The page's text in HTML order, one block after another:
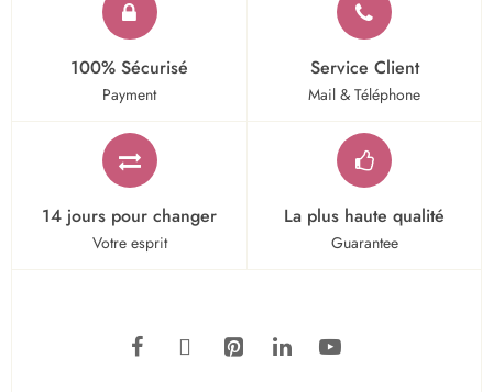
100% Sécurisé
Payment
Service Client
Mail & Téléphone
14 jours pour changer
Votre esprit
La plus haute qualité
Guarantee